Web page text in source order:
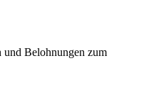
und Belohnungen zum